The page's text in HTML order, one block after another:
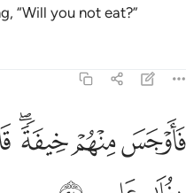
“Will you not eat?”
فاوجس منهم خيفة قالوا لا تخف
فَأَوْجَسَ مِنْهُمْ خِيفَةًۭ ۖ قَالُوا۟ لَا
ﳇﳈﳉﳊ